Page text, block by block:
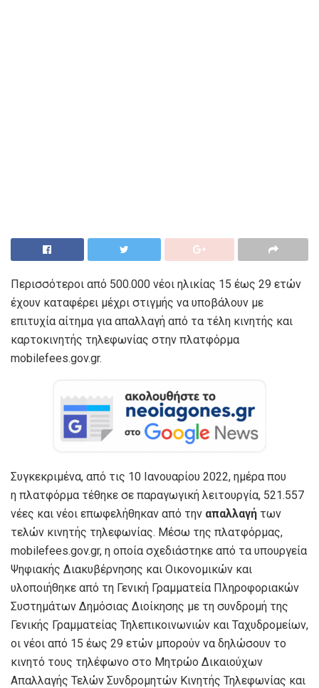
Περισσότεροι από 500.000 νέοι ηλικίας 15 έως 29 ετών
έχουν καταφέρει μέχρι στιγμής να υποβάλουν με
επιτυχία αίτημα για απαλλαγή από τα τέλη κινητής και
καρτοκινητής τηλεφωνίας στην πλατφόρμα
mobilefees.gov.gr.
Συγκεκριμένα, από τις 10 Ιανουαρίου 2022, ημέρα που
η πλατφόρμα τέθηκε σε παραγωγική λειτουργία, 521.557
νέες και νέοι επωφελήθηκαν από την απαλλαγή των
τελών κινητής τηλεφωνίας. Μέσω της πλατφόρμας,
mobilefees.gov.gr, η οποία σχεδιάστηκε από τα υπουργεία
Ψηφιακής Διακυβέρνησης και Οικονομικών και
υλοποιήθηκε από τη Γενική Γραμματεία Πληροφοριακών
Συστημάτων Δημόσιας Διοίκησης με τη συνδρομή της
Γενικής Γραμματείας Τηλεπικοινωνιών και Ταχυδρομείων,
οι νέοι από 15 έως 29 ετών μπορούν να δηλώσουν το
κινητό τους τηλέφωνο στο Μητρώο Δικαιούχων
Απαλλαγής Τελών Συνδρομητών Κινητής Τηλεφωνίας και